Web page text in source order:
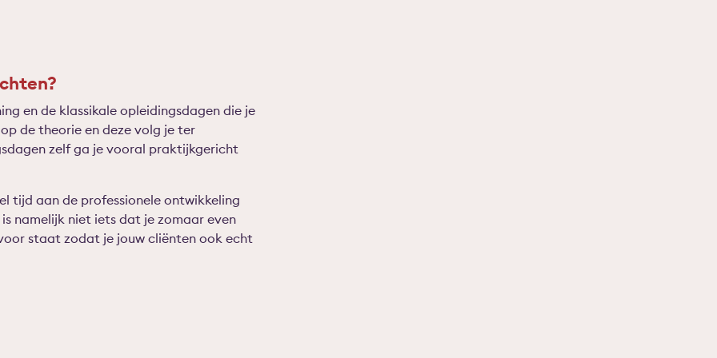
en de klassikale opleidingsdagen die je
de theorie en deze volg je ter
zelf ga je vooral praktijkgericht
tijd aan de professionele ontwikkeling
namelijk niet iets dat je zomaar even
staat zodat je jouw cliënten ook echt